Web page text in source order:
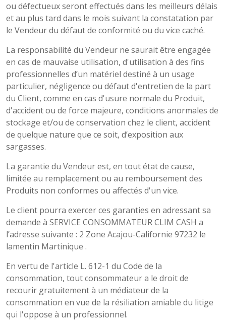
ou défectueux seront effectués dans les meilleurs délais
et au plus tard dans le mois suivant la constatation par
le Vendeur du défaut de conformité ou du vice caché.
La responsabilité du Vendeur ne saurait être engagée
en cas de mauvaise utilisation, d'utilisation à des fins
professionnelles d’un matériel destiné à un usage
particulier, négligence ou défaut d'entretien de la part
du Client, comme en cas d'usure normale du Produit,
d'accident ou de force majeure, conditions anormales de
stockage et/ou de conservation chez le client, accident
de quelque nature que ce soit, d’exposition aux
sargasses.
La garantie du Vendeur est, en tout état de cause,
limitée au remplacement ou au remboursement des
Produits non conformes ou affectés d'un vice.
Le client pourra exercer ces garanties en adressant sa
demande à SERVICE CONSOMMATEUR CLIM CASH a
l’adresse suivante : 2 Zone Acajou-Californie 97232 le
lamentin Martinique .
En vertu de l'article L. 612-1 du Code de la
consommation, tout consommateur a le droit de
recourir gratuitement à un médiateur de la
consommation en vue de la résiliation amiable du litige
qui l'oppose à un professionnel.